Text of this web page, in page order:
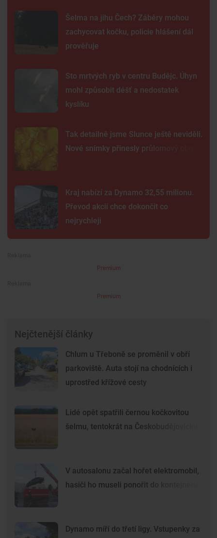
Šelma na jihu Čech? Záběry mohou
zachycovat kočku, policie hlášení dál
prověřuje
Sto mrtvých ryb v centru Budějc. Úhyn
mohl způsobit déšť a nedostatek
kyslíku
Tak detailně jsme Slunce ještě neviděli.
Nové snímky přinesly průlomový objev
Kraj nabízí za Dynamo 32,55 milionu.
Převod akcií chce dokončit co
nejrychleji
Premium
Premium
Nejčtenější články
Chlum u Třeboně se proměnil v obří
parkoviště. Auta stojí na chodnících i
uprostřed křížové cesty
Lidé opět spatřili černou kočkovitou
šelmu, tentokrát na Českobudějovicku
V autosalonu začal hořet elektromobil,
hasiči ho museli ponořit do kontejneru
Dynamo míří do třetí ligy. Vstupenky za